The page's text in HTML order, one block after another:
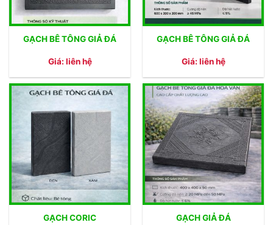
GẠCH BÊ TÔNG GIẢ ĐÁ
Giá: liên hệ
GẠCH BÊ TÔNG GIẢ ĐÁ
Giá: liên hệ
GẠCH CORIC GẠCH GIẢ ĐÁ